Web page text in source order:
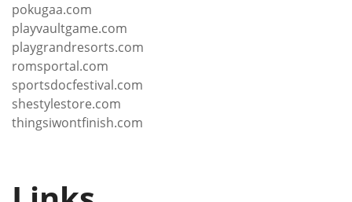
pokugaa.com
playvaultgame.com
playgrandresorts.com
romsportal.com
sportsdocfestival.com
shestylestore.com
thingsiwontfinish.com